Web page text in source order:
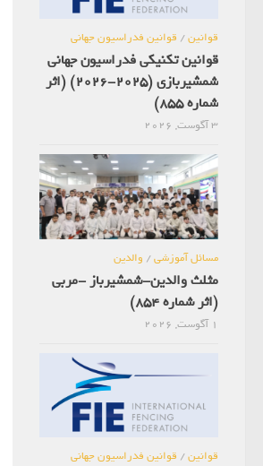
قوانین/ قوانین فدراسیون جهانی
قوانین تکنیکی فدراسیون جهانی
شمشیربازی (2025-2026) (اثر
شماره 855)
3 آگوست, 2026
مسائل آموزشی/ والدین
مثلث والدین-شمشیرباز -مربی
(اثر شماره 854)
1 آگوست, 2026
قوانین/ قوانین فدراسیون جهانی